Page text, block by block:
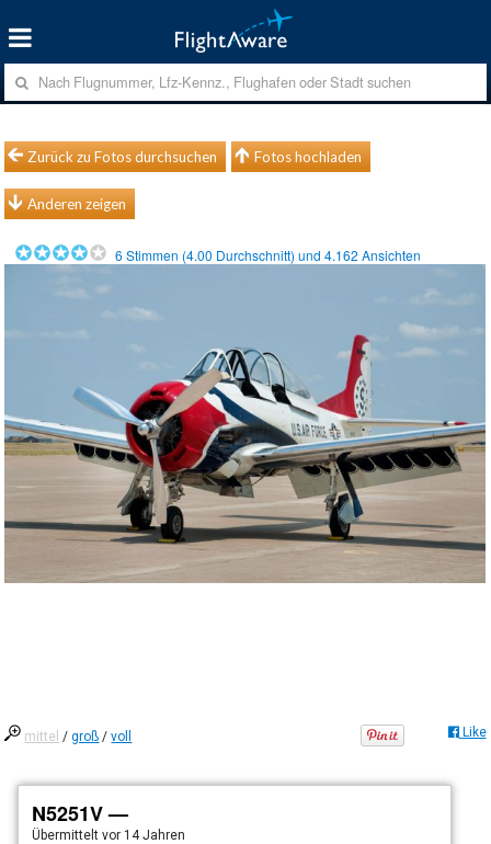
Zurück zu Fotos durchsuchen Fotos hochladen
Anderen zeigen
6 Stimmen (4.00 Durchschnitt) und4.162 Ansichten
mittel /groß /voll Like
N5251V —
Übermitteltvor 14 Jahren